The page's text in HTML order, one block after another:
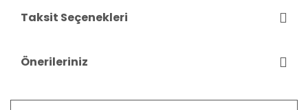
Taksit Seçenekleri
Önerileriniz